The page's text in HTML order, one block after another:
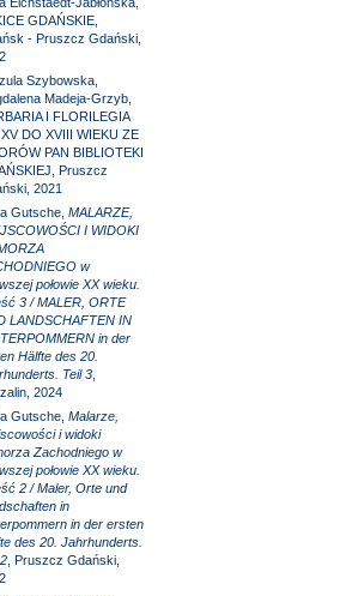
GDAŃSKIE,
- Pruszcz Gdański,
Szybowska,
Madeja-Grzyb,
I FLORILEGIA
DO XVIII WIEKU ZE
PAN BIBLIOTEKI
Pruszcz
2021
Gutsche, MALARZE,
I WIDOKI
w
połowie XX wieku.
3 / MALER, ORTE
LANDSCHAFTEN IN
in der
Hälfte des 20.
Teil 3,
2024
Gutsche, Malarze,
i widoki
Zachodniego w
połowie XX wieku.
2 / Maler, Orte und
in
in der ersten
des 20. Jahrhunderts.
, Pruszcz Gdański,